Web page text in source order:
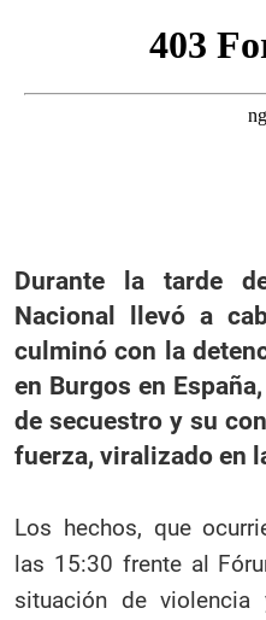
Durante la tarde
Nacional llevó a
culminó con la
en Burgos en
de secuestro y su
fuerza, viralizado en
Los hechos, que
las 15:30 frente al
situación de violencia